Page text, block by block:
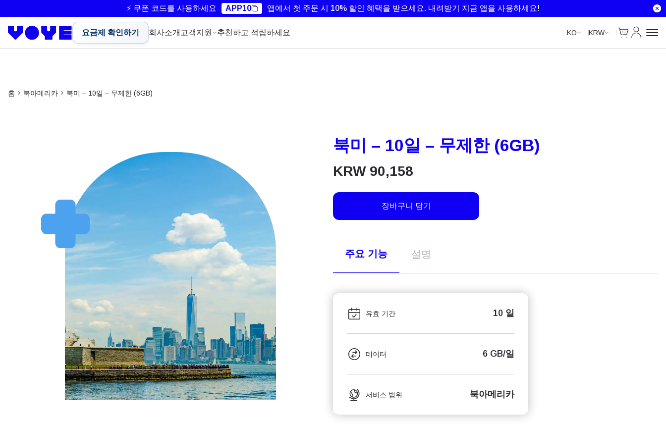
⚡ 쿠폰 코드를 사용하세요 APP10 앱에서 첫 주문 시 10% 할인 혜택을 받으세요. 내려받기 지금 앱을 사용하세요!
요금제 확인하기 회사소개 고객지원 추천하고 적립하세요 KO KRW
Cart
내 계정
홈 북아메리카 북미 – 10일 – 무제한 (6GB)
북미 – 10일 – 무제한 (6GB)
KRW90,158
장바구니 담기
주요 기능 설명
유효 기간 10 일
데이터 6 GB/일
서비스 범위 북아메리카